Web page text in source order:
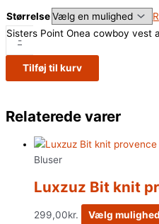
Størrelse
-
Sisters Point Onea cowboy vest
Tilføj til kurv
Relaterede varer
Bluser
Luxzuz Bit knit
299,00kr. Vælg